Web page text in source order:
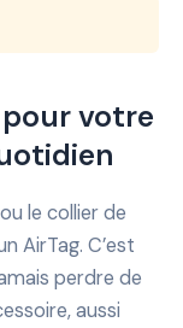
votre
le collier de
AirTag. C’est
perdre de
aussi